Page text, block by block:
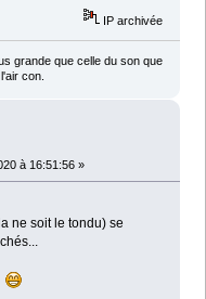
IP archivée
grande que celle du son que
con.
à 16:51:56 »
ne soit le tondu) se